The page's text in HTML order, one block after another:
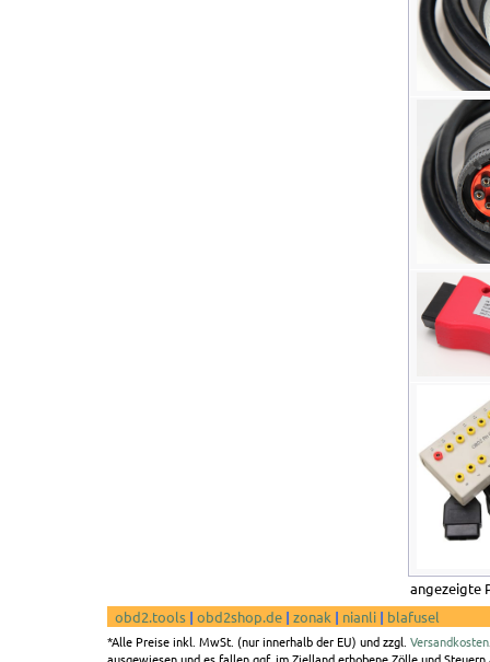
angezeigte
obd2.tools | obd2shop.de | zonak | nianli | blafusel
*Alle Preise inkl. MwSt. (nur innerhalb der EU) und zzgl. Versandkosten